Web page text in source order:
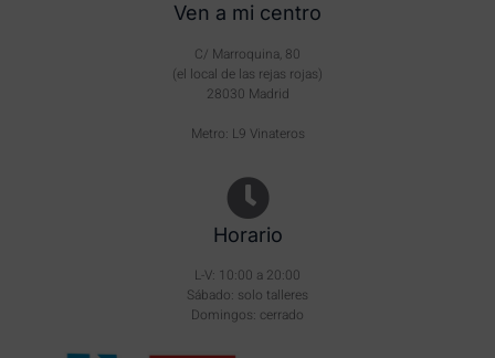
Ven a mi centro
C/ Marroquina, 80
(el local de las rejas rojas)
28030 Madrid
Metro: L9 Vinateros
Horario
L-V: 10:00 a 20:00
Sábado: solo talleres
Domingos: cerrado